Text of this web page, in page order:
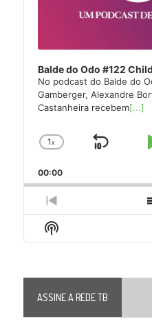
Balde do Odo #122
No podcast do Balde do
Gamberger, Alexandre
Castanheira recebem[...]
Change
Rate
1x
Skip
00:00
Previous
Episode
Show
Podcast
ASSINE A REDE TB